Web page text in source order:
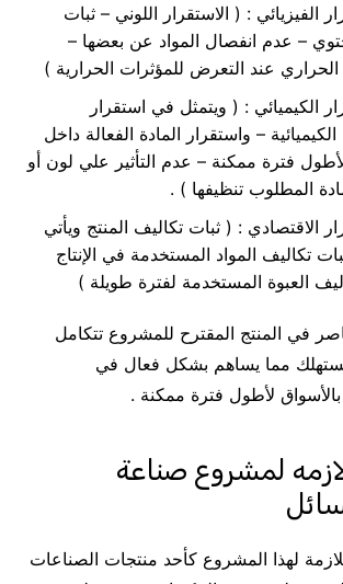
الفيزيائي : ( الاستقرار اللوني – ثبات
– عدم انفصال المواد عن بعضها –
الحراري عند التعرض للمؤثرات الحرارية )
الكيميائي : ( ويتمثل في استقرار
الكيميائية – واستقرار المادة الفعالة داخل
فترة ممكنة – عدم التأثير علي لون أو
المطلوب تنظيفها ) .
الاقتصادي : ( ثبات تكاليف المنتج ويأتي
تكاليف المواد المستخدمة في الإنتاج
العبوة المستخدمة لفترة طويلة )
في المنتج المقترح للمشروع تتكامل
مما يساهم بشكل فعال في
بالأسواق لأطول فترة ممكنة .
لمشروع صناعة
لهذا المشروع كأحد منتجات الصناعات